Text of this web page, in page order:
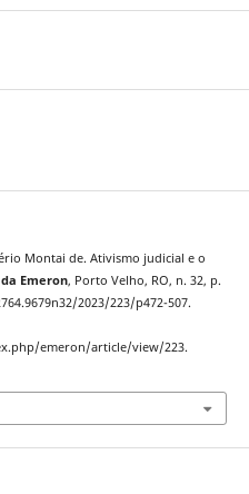
Montai de. Ativismo judicial e o
Emeron, Porto Velho, RO, n. 32, p.
2023/223/p472-507.
emeron/article/view/223.